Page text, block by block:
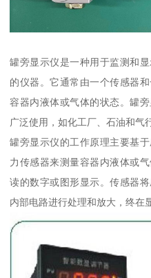
罐旁显示仪是一种用于监测和
的仪器。它通常由一个传感器
容器内液体或气体的状态。罐
广泛使用，如化工厂、石油和气
罐旁显示仪的工作原理主要基
力传感器来测量容器内液体或
读的数字或图形显示。传感器
内部电路进行处理和放大，终在